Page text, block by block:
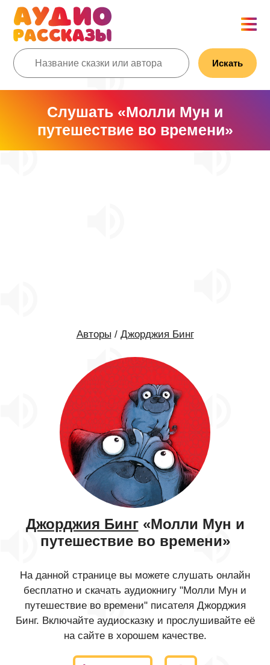
Искать
Слушать «Молли Мун и
путешествие во времени»
Авторы / Джорджия Бинг
Джорджия Бинг«Молли Мун и
путешествие во времени»
На данной странице вы можете слушать онлайн
бесплатно и скачать аудиокнигу "Молли Мун и
путешествие во времени" писателя Джорджия
Бинг. Включайте аудиосказку и прослушивайте её
на сайте в хорошем качестве.